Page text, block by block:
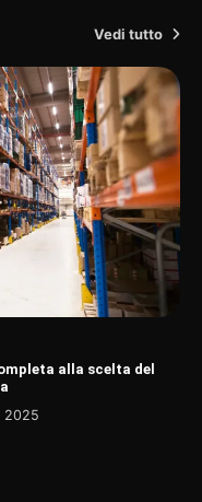
Vedi tutto
alla scelta del
2025